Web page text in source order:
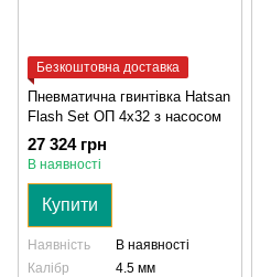
Безкоштовна доставка
Пневматична гвинтівка Hatsan
Flash Set ОП 4x32 з насосом
27 324 грн
В наявності
Купити
Наявність
В наявності
Калібр
4.5 мм